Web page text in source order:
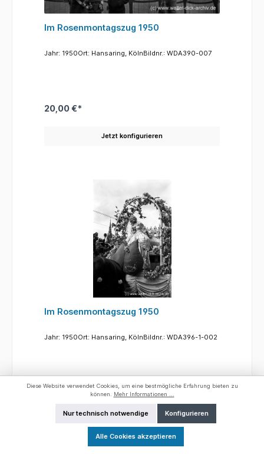
Im Rosenmontagszug 1950
Jahr: 1950Ort: Hansaring, KölnBildnr.: WDA390-007
20,00 €*
Jetzt konfigurieren
Im Rosenmontagszug 1950
Jahr: 1950Ort: Hansaring, KölnBildnr.: WDA396-1-002
Jetzt konfigurieren
Diese Website verwendet Cookies, um eine bestmögliche Erfahrung bieten zu
können.
Mehr Informationen ...
Nur technisch notwendige Konfigurieren
Alle Cookies akzeptieren